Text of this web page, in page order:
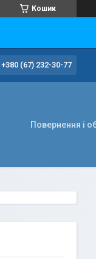
Кошик
+380 (67) 232-30-77
Повернення і